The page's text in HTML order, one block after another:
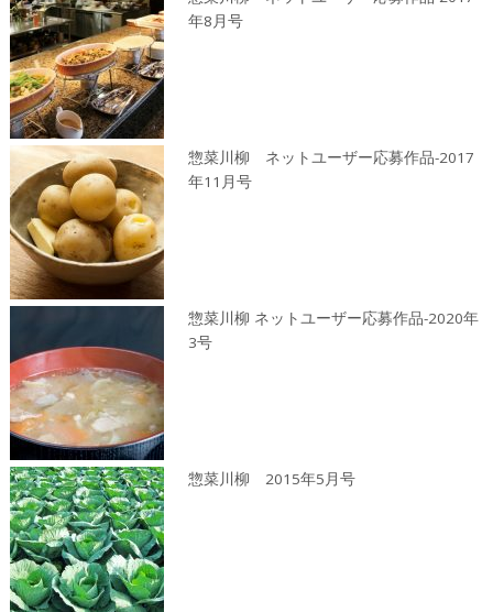
年8月号
惣菜川柳 ネットユーザー応募作品-2017
年11月号
惣菜川柳 ネットユーザー応募作品-2020年
3号
惣菜川柳 2015年5月号